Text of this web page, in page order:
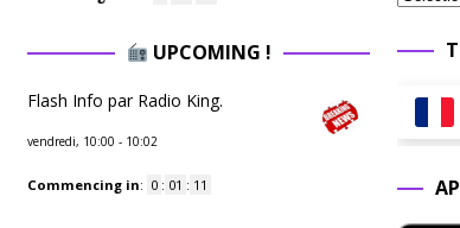
UPCOMING !
Flash Info par Radio King.
vendredi, 10:00 - 10:02
Commencing in: 0 : 01 : 10